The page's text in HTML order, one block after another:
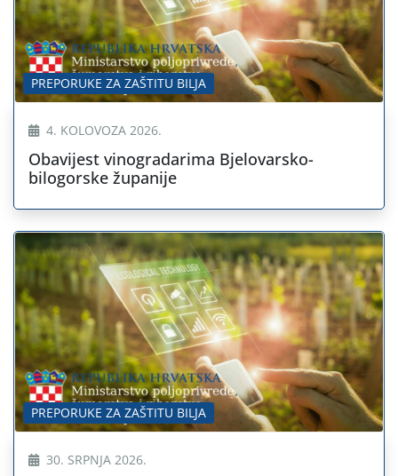
PREPORUKE ZA ZAŠTITU BILJA
4. KOLOVOZA 2026.
Obavijest vinogradarima Bjelovarsko-
bilogorske županije
PREPORUKE ZA ZAŠTITU BILJA
30. SRPNJA 2026.